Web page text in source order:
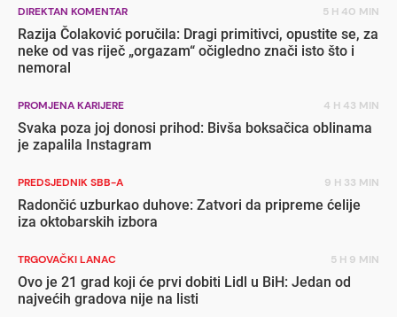
DIREKTAN KOMENTAR 5 H 40 MIN
Razija Čolaković poručila: Dragi primitivci, opustite se, za
neke od vas riječ „orgazam“ očigledno znači isto što i
nemoral
PROMJENA KARIJERE 4 H 43 MIN
Svaka poza joj donosi prihod: Bivša boksačica oblinama
je zapalila Instagram
PREDSJEDNIK SBB-A 9 H 33 MIN
Radončić uzburkao duhove: Zatvori da pripreme ćelije
iza oktobarskih izbora
TRGOVAČKI LANAC 5 H 9 MIN
Ovo je 21 grad koji će prvi dobiti Lidl u BiH: Jedan od
najvećih gradova nije na listi